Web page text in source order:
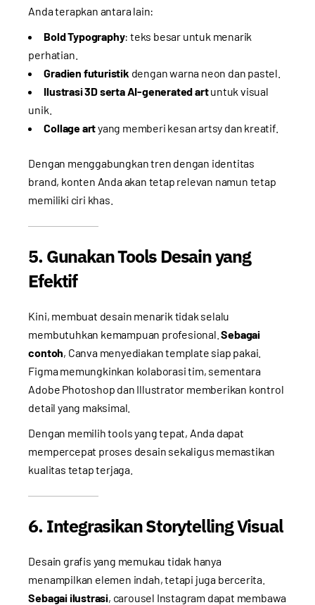
Anda terapkan antara lain:
Bold Typography: teks besar untuk menarik
perhatian.
Gradien futuristik dengan warna neon dan pastel.
Ilustrasi 3D serta AI-generated artuntuk visual
unik.
Collage artyang memberi kesan artsy dan kreatif.
Dengan menggabungkan tren dengan identitas
brand, konten Anda akan tetap relevan namun tetap
memiliki ciri khas.
5. Gunakan Tools Desain yang
Efektif
Kini, membuat desain menarik tidak selalu
membutuhkan kemampuan profesional.Sebagai
contoh, Canva menyediakan template siap pakai.
Figma memungkinkan kolaborasi tim, sementara
Adobe Photoshop dan Illustrator memberikan kontrol
detail yang maksimal.
Dengan memilih tools yang tepat, Anda dapat
mempercepat proses desain sekaligus memastikan
kualitas tetap terjaga.
6. Integrasikan Storytelling Visual
Desain grafis yang memukau tidak hanya
menampilkan elemen indah, tetapi juga bercerita.
Sebagai ilustrasi, carousel Instagram dapat membawa